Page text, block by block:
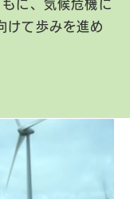
に、気候危機に
けて歩みを進め